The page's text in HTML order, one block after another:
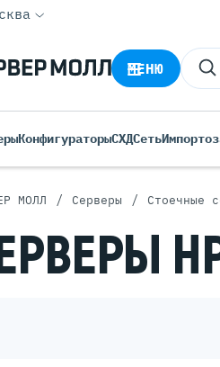
МЕНЮ
КонфигураторыСХДСеть
МОЛЛ / Cерверы / Стоечные